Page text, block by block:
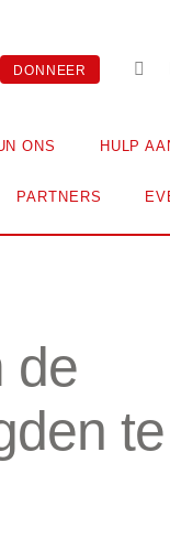
DONNEER
ONS HULP
PARTNERS
de
te